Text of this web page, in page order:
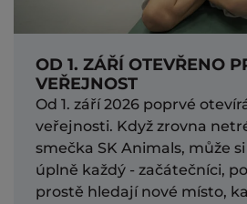
OD 1. ZÁŘÍ OTEVŘENO
VEŘEJNOST
Od 1. září 2026 poprvé
veřejnosti. Když zrovna
smečka SK Animals, může
úplně každý - začátečníci,
prostě hledají nové místo,